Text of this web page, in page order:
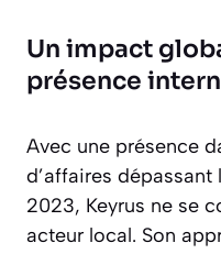
Un impact
présence
Avec une présence
d’affaires dépassant
2023, Keyrus ne se
acteur local. Son